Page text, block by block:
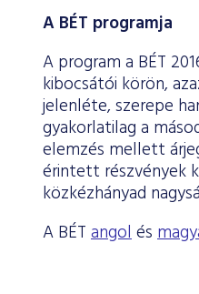
A BÉT programja
A program a BÉT
kibocsátói körön,
jelenléte, szerepe
gyakorlatilag a
elemzés mellett
érintett részvények
közkézhányad
A BÉT angolés